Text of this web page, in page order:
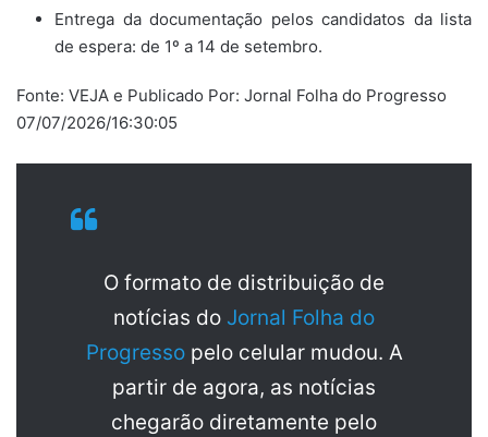
Entrega da documentação pelos candidatos da lista
de espera: de 1º a 14 de setembro.
Fonte: VEJA e Publicado Por: Jornal Folha do Progresso
07/07/2026/16:30:05
O formato de distribuição de
notícias do Jornal Folha do
Progresso pelo celular mudou. A
partir de agora, as notícias
chegarão diretamente pelo